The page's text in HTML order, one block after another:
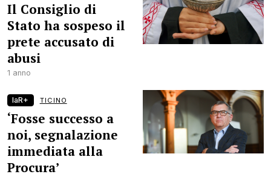
Il Consiglio di
Stato ha sospeso il
prete accusato di
abusi
1 anno
laR+ TICINO
‘Fosse successo a
noi, segnalazione
immediata alla
Procura’